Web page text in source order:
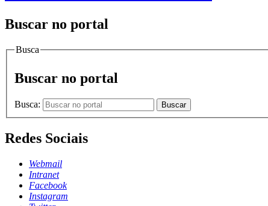
Buscar no portal
Busca
Buscar no portal
Busca: Buscar
Redes Sociais
Webmail
Intranet
Facebook
Instagram